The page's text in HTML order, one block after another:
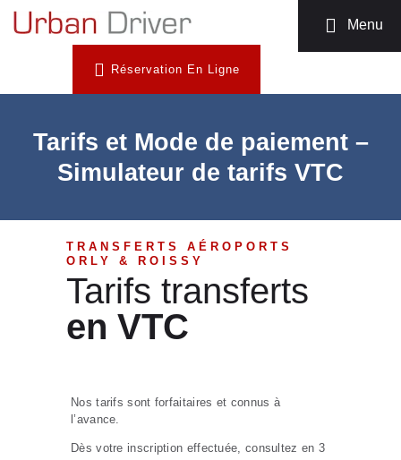
Menu
Réservation En Ligne
Tarifs et Mode de paiement –
Simulateur de tarifs VTC
MOTO TAXI
TÉLÉCHARGEZ
L’APP
CHAUFFEUR
NOUS
TRANSFERTS AÉROPORTS
ORLY & ROISSY
Tarifs transferts
en VTC
Nos tarifs sont forfaitaires et connus à
l’avance.
Dès votre inscription effectuée, consultez en 3